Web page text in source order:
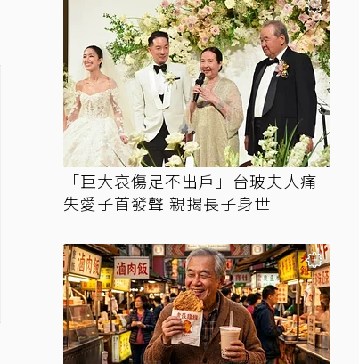
「巨大哀傷足不出戶」台玻夫人痛
失愛子首發聲 親揭長子身世